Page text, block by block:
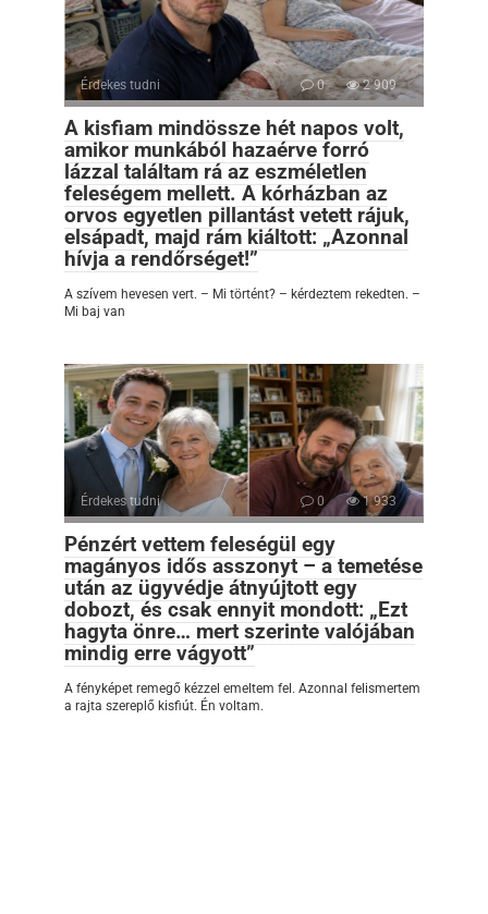
Érdekes tudni 0 2 909
A kisfiam mindössze hét napos volt,
amikor munkából hazaérve forró
lázzal találtam rá az eszméletlen
feleségem mellett. A kórházban az
orvos egyetlen pillantást vetett rájuk,
elsápadt, majd rám kiáltott: „Azonnal
hívja a rendőrséget!”
A szívem hevesen vert. – Mi történt? – kérdeztem rekedten. –
Mi baj van
Érdekes tudni 0 1 933
Pénzért vettem feleségül egy
magányos idős asszonyt – a temetése
után az ügyvédje átnyújtott egy
dobozt, és csak ennyit mondott: „Ezt
hagyta önre… mert szerinte valójában
mindig erre vágyott”
A fényképet remegő kézzel emeltem fel. Azonnal felismertem
a rajta szereplő kisfiút. Én voltam.